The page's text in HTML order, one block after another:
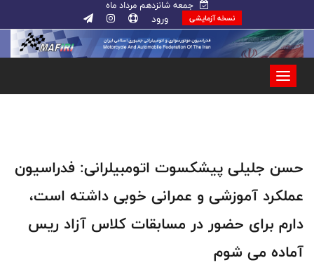
جمعه شانزدهم مرداد ماه
نسخه آزمایشی ورود
حسن جلیلی پیشکسوت اتومبیلرانی: فدراسیون
عملکرد آموزشی و عمرانی خوبی داشته است،
دارم برای حضور در مسابقات کلاس آزاد ریس
آماده می شوم